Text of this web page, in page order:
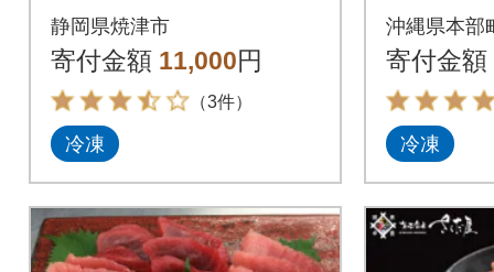
焼津 海の極 500g(a10-
1282)
静岡県焼津市
寄付金額 11,000円
（3件）
冷凍
トロ・
約800g
沖縄県本部
寄付金額
冷凍